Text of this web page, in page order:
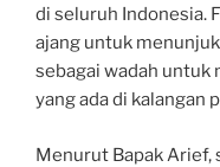
di seluruh Indonesia.
ajang untuk
sebagai wadah untuk
yang ada di kalangan
Menurut Bapak Arief,